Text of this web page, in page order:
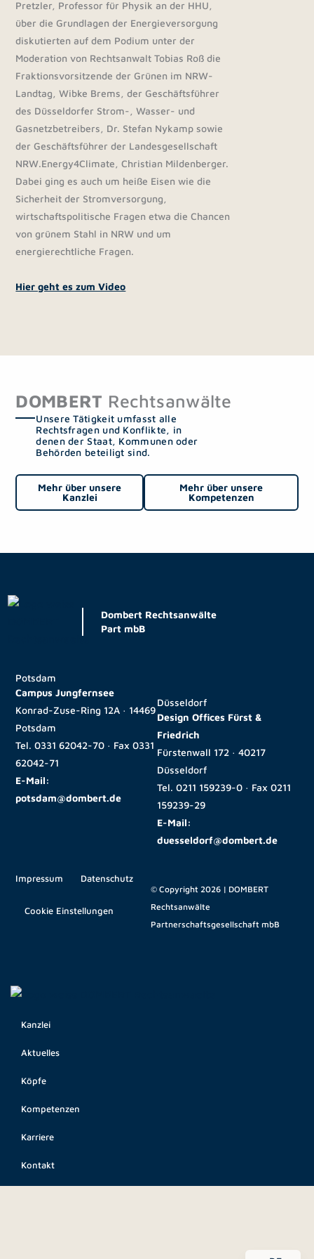
Pretzler, Professor für Physik an der HHU,
über die Grundlagen der Energieversorgung
diskutierten auf dem Podium unter der
Moderation von Rechtsanwalt Tobias Roß die
Fraktionsvorsitzende der Grünen im NRW-
Landtag, Wibke Brems, der Geschäftsführer
des Düsseldorfer Strom-, Wasser- und
Gasnetzbetreibers, Dr. Stefan Nykamp sowie
der Geschäftsführer der Landesgesellschaft
NRW.Energy4Climate, Christian Mildenberger.
Dabei ging es auch um heiße Eisen wie die
Sicherheit der Stromversorgung,
wirtschaftspolitische Fragen etwa die Chancen
von grünem Stahl in NRW und um
energierechtliche Fragen.
Hier geht es zum Video
DOMBERT Rechtsanwälte
Unsere Tätigkeit umfasst alle
Rechtsfragen und Konflikte, in
denen der Staat, Kommunen oder
Behörden beteiligt sind.
Mehr über unsere
Kanzlei
Mehr über unsere
Kompetenzen
Dombert Rechtsanwälte
Part mbB
Potsdam
Campus Jungfernsee
Konrad-Zuse-Ring 12A · 14469
Potsdam
Tel.0331 62042-70 · Fax0331
62042-71
E-Mail:
potsdam@dombert.de
Düsseldorf
Design Offices Fürst &
Friedrich
Fürstenwall 172 · 40217
Düsseldorf
Tel. 0211 159239-0 · Fax 0211
159239-29
E-Mail:
duesseldorf@dombert.de
Impressum Datenschutz
Cookie Einstellungen
© Copyright 2026 | DOMBERT
Rechtsanwälte
Partnerschaftsgesellschaft mbB
Kanzlei
Aktuelles
Köpfe
Kompetenzen
Karriere
Kontakt